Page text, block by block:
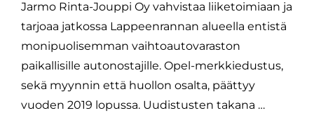
Jarmo Rinta-Jouppi Oy vahvistaa liiketoimiaan ja
tarjoaa jatkossa Lappeenrannan alueella entistä
monipuolisemman vaihtoautovaraston
paikallisille autonostajille. Opel-merkkiedustus,
sekä myynnin että huollon osalta, päättyy
vuoden 2019 lopussa. Uudistusten takana …